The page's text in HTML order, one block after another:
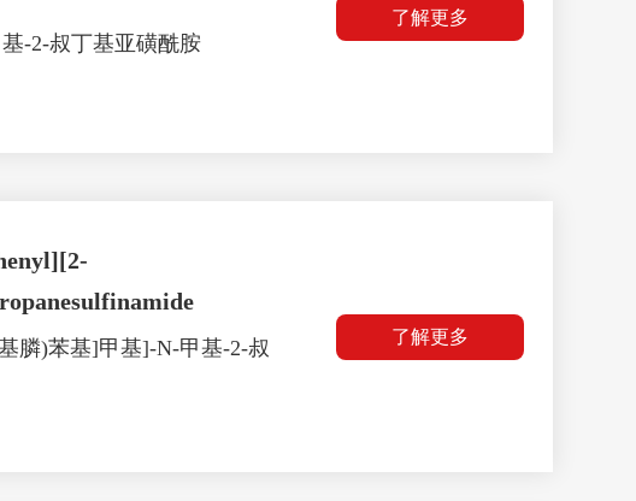
-2-叔丁基亚磺酰胺
了解更多
膦)苯基]甲基]-N-甲基-2-叔
了解更多